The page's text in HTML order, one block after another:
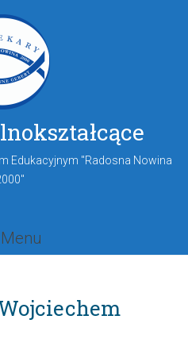
Edukacyjnym "Radosna Nowina
Menu